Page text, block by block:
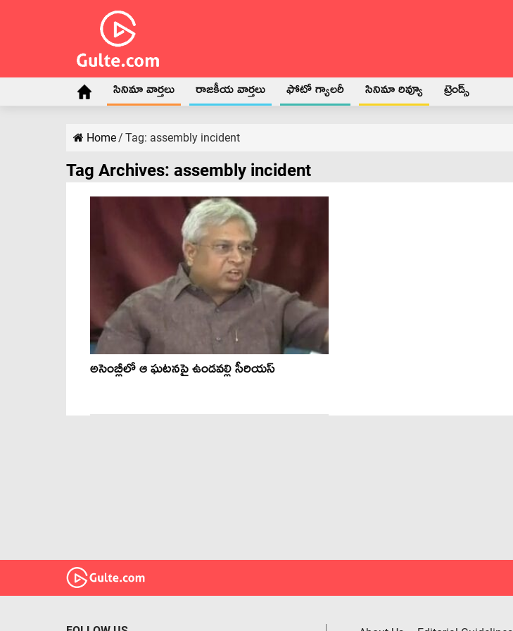
సినిమా వార్తలు రాజకీయ వార్తలు ఫోటో గ్యాలరీ సినిమా రివ్యూ ట్రెండ్స్
Home/ Tag: assembly incident
Tag Archives: assembly incident
అసెంబ్లీలో ఆ ఘటనపై ఉండవల్లి సీరియస్